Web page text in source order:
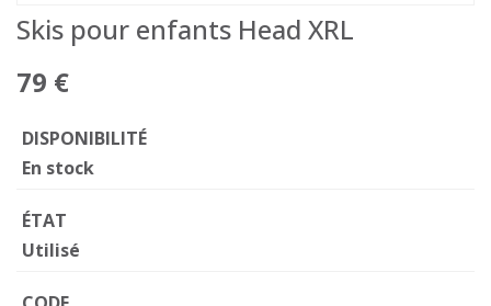
Skis pour enfants Head XRL
79 €
DISPONIBILITÉ
En stock
ÉTAT
Utilisé